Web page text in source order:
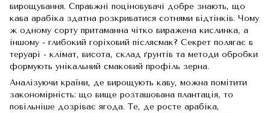
вирощування. Справжні поціновувачі добре знають, що
кава арабіка здатна розкриватися сотнями відтінків. Чому
ж одному сорту притаманна чітко виражена кислинка, а
іншому - глибокий горіховий післясмак? Секрет полягає в
теруарі - клімат, висота, склад ґрунтів та методи обробки
формують унікальний смаковий профіль зерна.
Аналізуючи країни, де вирощують каву, можна помітити
закономірність: що вище розташована плантація, то
повільніше дозріває ягода. Те, де росте арабіка,